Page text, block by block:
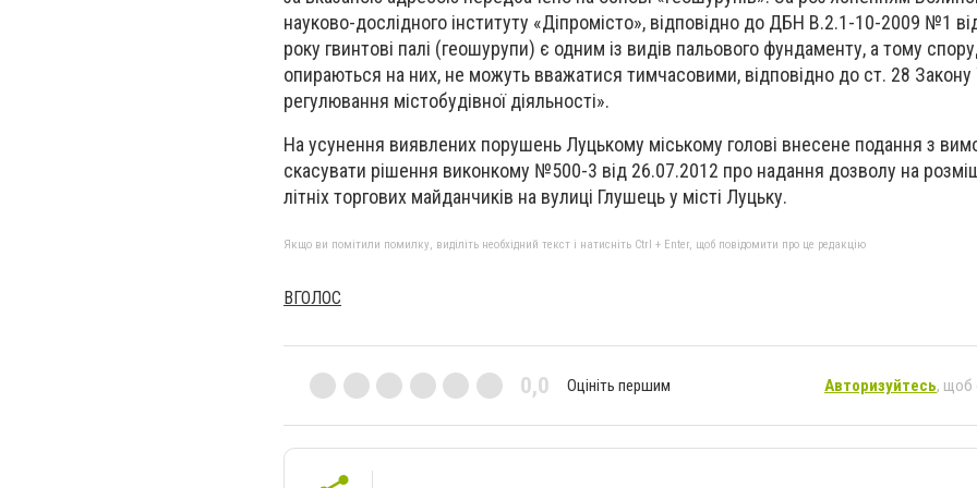
науково-дослідного інституту «Діпромісто», відповідно до ДБН В.2.1-10-2009 №1
року гвинтові палі (геошурупи) є одним із видів пальового фундаменту, а тому
опираються на них, не можуть вважатися тимчасовими, відповідно до ст. 28 Закону
регулювання містобудівної діяльності».
На усунення виявлених порушень Луцькому міському голові внесене подання з
скасувати рішення виконкому №500-3 від 26.07.2012 про надання дозволу на
літніх торгових майданчиків на вулиці Глушець у місті Луцьку.
Якщо ви помітили помилку, виділіть необхідний текст і натисніть Ctrl + Enter, щоб повідомити про це редакцію
ВГОЛОС
0,0 Оцініть першим Авторизуйтесь, щоб